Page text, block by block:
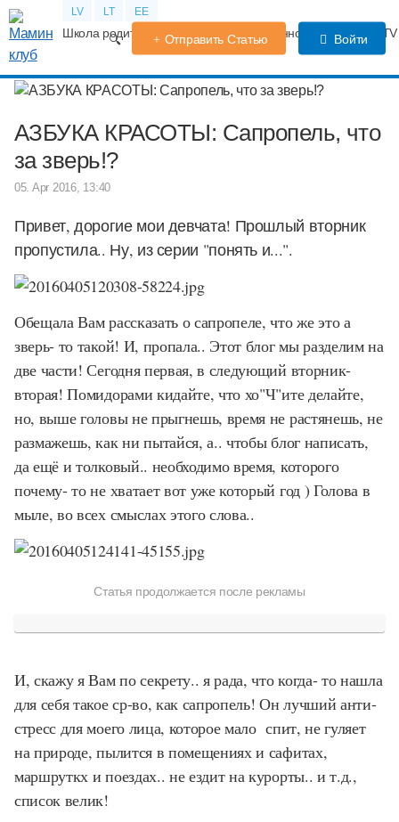
LV LT EE
Школа родителей Календарь беременности Форум
Отправить Статью Войти
АЗБУКА КРАСОТЫ: Сапропель, что
за зверь!?
05. Apr 2016, 13:40
Привет, дорогие мои девчата! Прошлый вторник
пропустила.. Ну, из серии "понять и...".
Обещала Вам рассказать о сапропеле, что же это а
зверь- то такой! И, пропала.. Этот блог мы разделим на
две части! Сегодня первая, в следующий вторник-
вторая! Помидорами кидайте, что хо"Ч"ите делайте,
но, выше головы не прыгнешь, время не растянешь, не
размажешь, как ни пытайся, а.. чтобы блог написать,
да ещё и толковый.. необходимо время, которого
почему- то не хватает вот уже который год ) Голова в
мыле, во всех смыслах этого слова..
Статья продолжается после рекламы
И, скажу я Вам по секрету.. я рада, что когда- то нашла
для себя такое ср-во, как сапропель! Он лучший анти-
стресс для моего лица, которое мало спит, не гуляет
на природе, пылится в помещениях и сафитах,
маршруткх и поездах.. не ездит на курорты.. и т.д.,
список велик!